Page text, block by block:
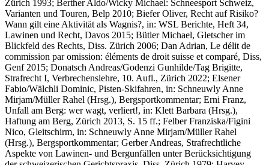
Zürich 1993; Berther Aldo/Wicky Michael: Schneesport Schweiz,
Varianten und Touren, Belp 2010; Biefer Oliver, Recht auf Risiko?
Wann gilt eine Aktivität als Wagnis?, in: WSL Berichte, Heft 34,
Lawinen und Recht, Davos 2015; Bütler Michael, Gletscher im
Blickfeld des Rechts, Diss. Zürich 2006; Dan Adrian, Le délit de
commission par omission: éléments de droit suisse et comparé, Diss,
Genf 2015; Donatsch Andreas/Godenzi Gunhilde/Tag Brigitte,
Strafrecht I, Verbrechenslehre, 10. Aufl., Zürich 2022; Elsener
Fabio/Wälchli Dominic, Pisten-Skifahren, in: Schneuwly Anne
Mirjam/Müller Rahel (Hrsg.), Bergsportkommentar; Erni Franz,
Unfall am Berg: wer wagt, verliert!, in: Klett Barbara (Hrsg.),
Haftung am Berg, Zürich 2013, S. 15 ff.; Felber Franziska/Figini
Nico, Gleitschirm, in: Schneuwly Anne Mirjam/Müller Rahel
(Hrsg.), Bergsportkommentar; Gerber Andreas, Strafrechtliche
Aspekte von Lawinen- und Bergunfällen unter Berücksichtigung